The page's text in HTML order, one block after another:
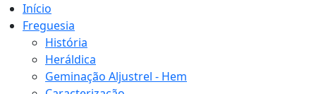
Início
Freguesia
História
Heráldica
Geminação Aljustrel - Hem